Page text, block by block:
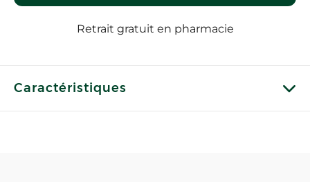
Retrait gratuit en pharmacie
Caractéristiques